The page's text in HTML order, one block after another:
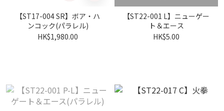
【ST17-004 SR】ボア・ハ
ンコック(パラレル)
HK$1,980.00
【ST22-001 L】ニューゲー
ト＆エース
HK$5.00